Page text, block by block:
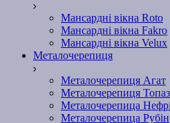
Мансардні вікна Roto
Мансардні вікна Fakro
Мансардні вікна Velux
Металочерепиця
Металочерепиця Агат
Металочерепиця Топаз
Металочерепица
Металочерепица Рубін